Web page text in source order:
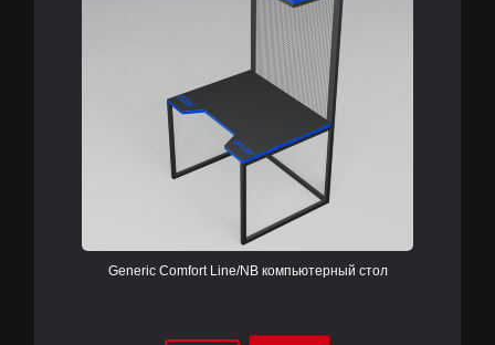
Generic Comfort Line/NB компьютерный стол